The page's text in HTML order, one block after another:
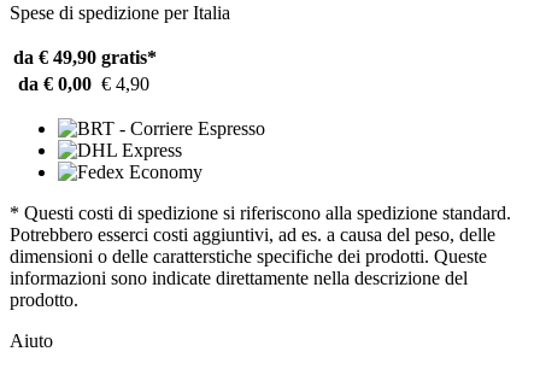
Spese di spedizione per Italia
da € 49,90 gratis*
da € 0,00 € 4,90
* Questi costi di spedizione si riferiscono alla spedizione standard.
Potrebbero esserci costi aggiuntivi, ad es. a causa del peso, delle
dimensioni o delle caratterstiche specifiche dei prodotti. Queste
informazioni sono indicate direttamente nella descrizione del
prodotto.
Aiuto